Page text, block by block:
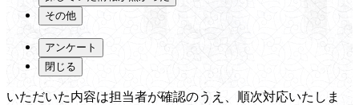
その他
アンケート
閉じる
いただいた内容は担当者が確認のうえ、順次対応いたしま